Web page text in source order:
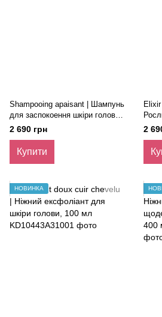
Shampooing apaisant | Шампунь
для заспокоення шкіри голови,
400 мл
2 690 грн
Купити
2
НОВИНКА